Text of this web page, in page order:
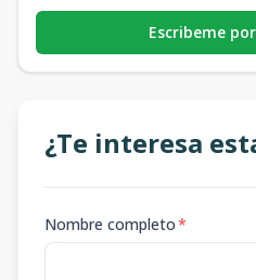
Escribeme
¿Te interesa
Nombre completo*